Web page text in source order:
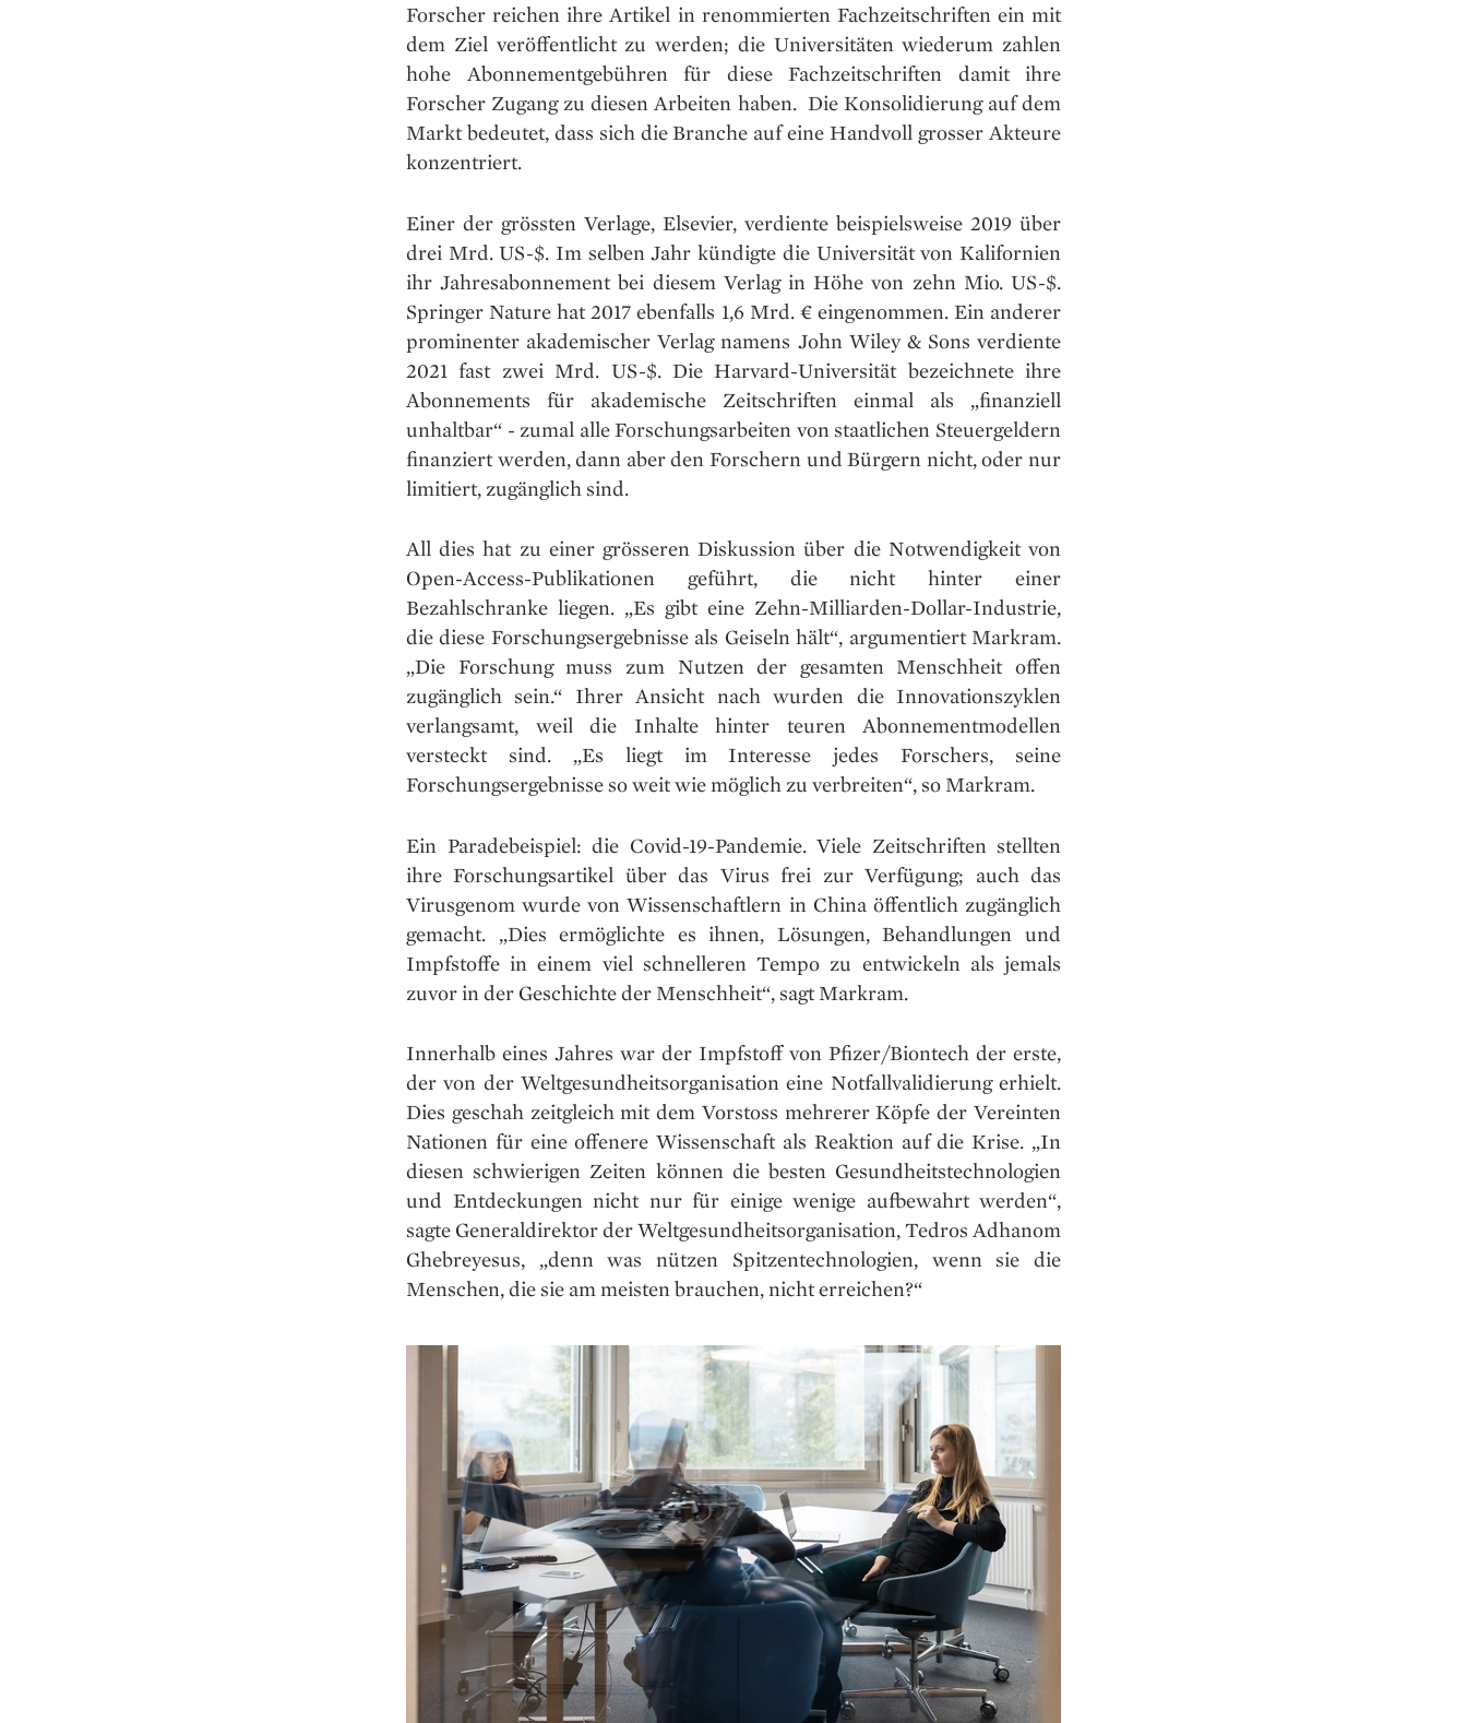
Forscher reichen ihre Artikel in renommierten Fachzeitschriften ein mit
dem Ziel veröffentlicht zu werden; die Universitäten wiederum zahlen
hohe Abonnementgebühren für diese Fachzeitschriften damit ihre
Forscher Zugang zu diesen Arbeiten haben. Die Konsolidierung auf dem
Markt bedeutet, dass sich die Branche auf eine Handvoll grosser Akteure
konzentriert.
Einer der grössten Verlage, Elsevier, verdiente beispielsweise 2019 über
drei Mrd. US-$. Im selben Jahr kündigte die Universität von Kalifornien
ihr Jahresabonnement bei diesem Verlag in Höhe von zehn Mio. US-$.
Springer Nature hat 2017 ebenfalls 1,6 Mrd. € eingenommen. Ein anderer
prominenter akademischer Verlag namens John Wiley & Sons verdiente
2021 fast zwei Mrd. US-$. Die Harvard-Universität bezeichnete ihre
Abonnements für akademische Zeitschriften einmal als „finanziell
unhaltbar“ - zumal alle Forschungsarbeiten von staatlichen Steuergeldern
finanziert werden, dann aber den Forschern und Bürgern nicht, oder nur
limitiert, zugänglich sind.
All dies hat zu einer grösseren Diskussion über die Notwendigkeit von
Open-Access-Publikationen geführt, die nicht hinter einer
Bezahlschranke liegen. „Es gibt eine Zehn-Milliarden-Dollar-Industrie,
die diese Forschungsergebnisse als Geiseln hält“, argumentiert Markram.
„Die Forschung muss zum Nutzen der gesamten Menschheit offen
zugänglich sein.“ Ihrer Ansicht nach wurden die Innovationszyklen
verlangsamt, weil die Inhalte hinter teuren Abonnementmodellen
versteckt sind. „Es liegt im Interesse jedes Forschers, seine
Forschungsergebnisse so weit wie möglich zu verbreiten“, so Markram.
Ein Paradebeispiel: die Covid-19-Pandemie. Viele Zeitschriften stellten
ihre Forschungsartikel über das Virus frei zur Verfügung; auch das
Virusgenom wurde von Wissenschaftlern in China öffentlich zugänglich
gemacht. „Dies ermöglichte es ihnen, Lösungen, Behandlungen und
Impfstoffe in einem viel schnelleren Tempo zu entwickeln als jemals
zuvor in der Geschichte der Menschheit“, sagt Markram.
Innerhalb eines Jahres war der Impfstoff von Pfizer/Biontech der erste,
der von der Weltgesundheitsorganisation eine Notfallvalidierung erhielt.
Dies geschah zeitgleich mit dem Vorstoss mehrerer Köpfe der Vereinten
Nationen für eine offenere Wissenschaft als Reaktion auf die Krise. „In
diesen schwierigen Zeiten können die besten Gesundheitstechnologien
und Entdeckungen nicht nur für einige wenige aufbewahrt werden“,
sagte Generaldirektor der Weltgesundheitsorganisation, Tedros Adhanom
Ghebreyesus, „denn was nützen Spitzentechnologien, wenn sie die
Menschen, die sie am meisten brauchen, nicht erreichen?“